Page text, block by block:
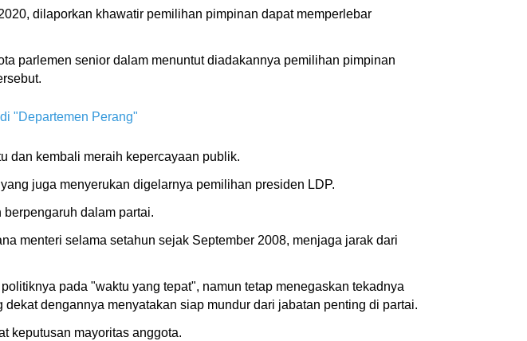
dilaporkan khawatir pemilihan pimpinan dapat memperlebar
parlemen senior dalam menuntut diadakannya pemilihan pimpinan
"Departemen Perang"
dan kembali meraih kepercayaan publik.
juga menyerukan digelarnya pemilihan presiden LDP.
dalam partai.
menteri selama setahun sejak September 2008, menjaga jarak dari
pada "waktu yang tepat", namun tetap menegaskan tekadnya
dengannya menyatakan siap mundur dari jabatan penting di partai.
keputusan mayoritas anggota.